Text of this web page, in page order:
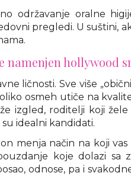
održavanje oralne
pregledi. U suštini,
namenjen hollywood
ličnosti. Sve više
osmeh utiče na
izgled, roditelji koji
idealni kandidati.
menja način na koji
koje dolazi sa
odnose, pa i